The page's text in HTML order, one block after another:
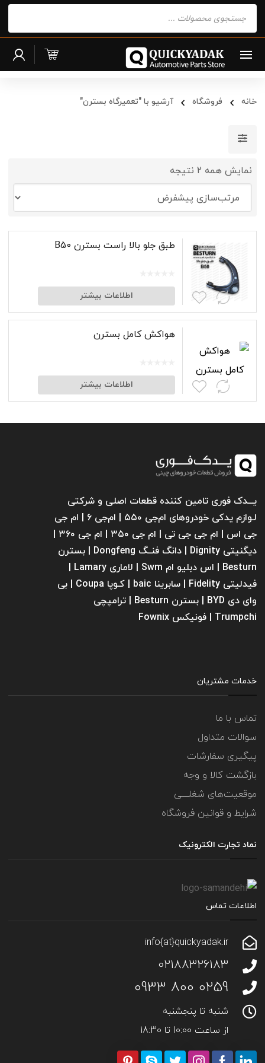
search
خانه فروشگاه آرشیو با "تعمیرگاه بسترن"
نمایش همه 2 نتیجه
طبق جلو بالا راست بسترن B50
اطلاعات بیشتر
هواکش کامل بسترن
اطلاعات بیشتر
یـــدک فوری تامین کننده قطعات اصلی و شرکتی
لـوازم یدکی خودروهای ام‌جی ۵۵۰ | ام‌جی ۶ | ام جی
دیگنیتی Dignity | دانگ فنــگ Dongfeng | بسترن
فیدلیتی Fidelity | سابرینا ‌baic | کـوپا Coupa | بی
وای دی BYD | بسترن Besturn | ترامپچی
Trumpchi | فونیکس Fownix
خدمات مشتریان
تماس با ما
سوالات متداول
پیگیری سفارشات
بازگشت کالا و وجه
موقعیت‌های شغلــــی
شرایط و قوانین فروشگاه
نماد تجارت الکترونیک
اطلاعات تماس
info{at}quickyadak.ir
02188326183
0259 800 0933
شنبه تا پنجشنبه
از ساعت 10:00 تا 18:30